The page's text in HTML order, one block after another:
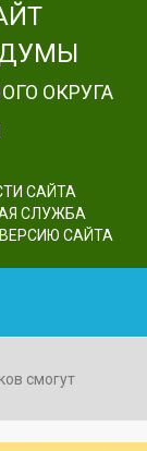
ОКРУГА
САЙТА
СЛУЖБА
САЙТА
смогут